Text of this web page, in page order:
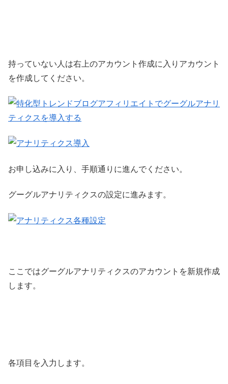
持っていない人は右上のアカウント作成に入りアカウント
を作成してください。
お申し込みに入り、手順通りに進んでください。
グーグルアナリティクスの設定に進みます。
ここではグーグルアナリティクスのアカウントを新規作成
します。
各項目を入力します。